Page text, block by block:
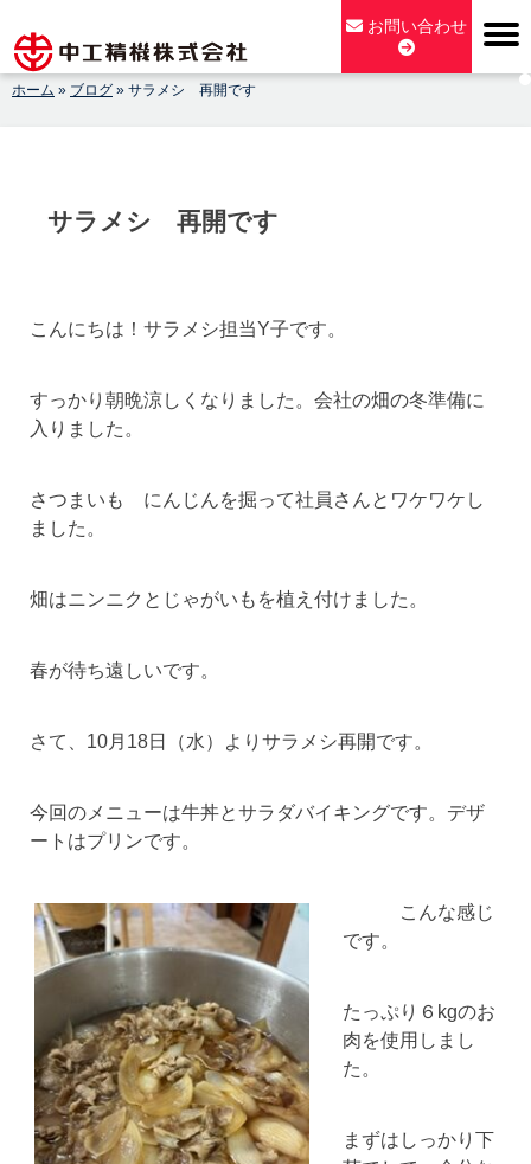
content
お問い合わせ
ホーム » ブログ » サラメシ 再開です
サラメシ 再開です
こんにちは！サラメシ担当Y子です。
すっかり朝晩涼しくなりました。会社の畑の冬準備に
入りました。
さつまいも にんじんを掘って社員さんとワケワケし
ました。
畑はニンニクとじゃがいもを植え付けました。
春が待ち遠しいです。
さて、10月18日（水）よりサラメシ再開です。
今回のメニューは牛丼とサラダバイキングです。デザ
ートはプリンです。
こんな感じ
です。
たっぷり６kgのお
肉を使用しまし
た。
まずはしっかり下